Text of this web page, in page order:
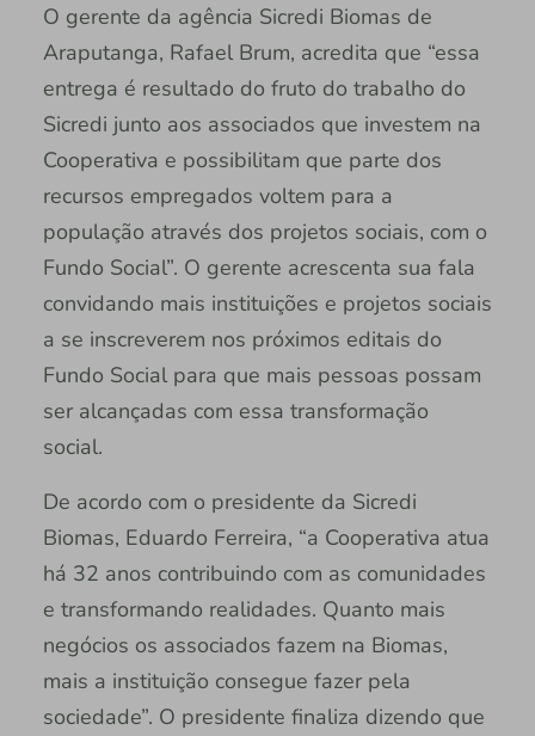
O gerente da agência Sicredi Biomas de
Araputanga, Rafael Brum, acredita que “essa
entrega é resultado do fruto do trabalho do
Sicredi junto aos associados que investem na
Cooperativa e possibilitam que parte dos
recursos empregados voltem para a
população através dos projetos sociais, com o
Fundo Social”. O gerente acrescenta sua fala
convidando mais instituições e projetos sociais
a se inscreverem nos próximos editais do
Fundo Social para que mais pessoas possam
ser alcançadas com essa transformação
social.
De acordo com o presidente da Sicredi
Biomas, Eduardo Ferreira, “a Cooperativa atua
há 32 anos contribuindo com as comunidades
e transformando realidades. Quanto mais
negócios os associados fazem na Biomas,
mais a instituição consegue fazer pela
sociedade”. O presidente finaliza dizendo que